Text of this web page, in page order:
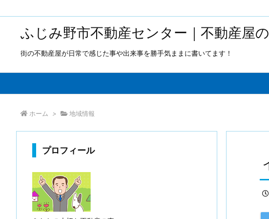
ふじみ野市不動産センター｜不動産屋
街の不動産屋が日常で感じた事や出来事を勝手気ままに書いてます！
ホーム > 地域情報
プロフィール